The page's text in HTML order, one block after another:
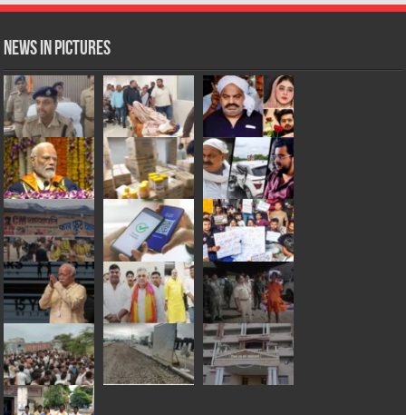
News in Pictures